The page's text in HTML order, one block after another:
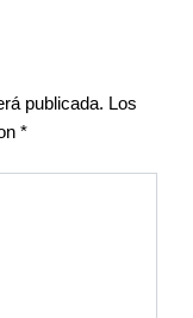
publicada. Los
*